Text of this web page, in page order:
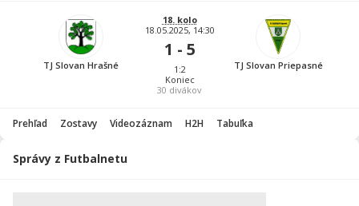
TJ Slovan Hrašné
18. kolo
18.05.2025, 14:30
1 - 5
1:2
Koniec
30 divákov
TJ Slovan Priepasné
Prehľad Zostavy Videozáznam H2H Tabuľka
Správy z Futbalnetu